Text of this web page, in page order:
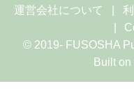
運営会社について
© 2019- FUSOSHA
Built on